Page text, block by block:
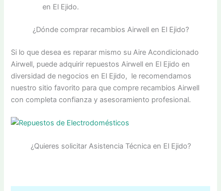
en El Ejido.
¿Dónde comprar recambios Airwell en El Ejido?
Si lo que desea es reparar mismo su Aire Acondicionado
Airwell, puede adquirir repuestos Airwell en El Ejido en
diversidad de negocios en El Ejido, le recomendamos
nuestro sitio favorito para que compre recambios Airwell
con completa confianza y asesoramiento profesional.
¿Quieres solicitar Asistencia Técnica en El Ejido?